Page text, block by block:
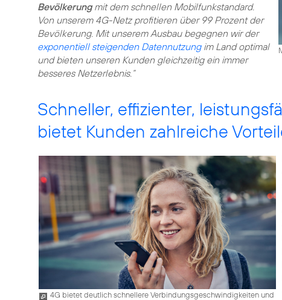
Bevölkerungmit dem schnellen Mobilfunkstandard.
Von unserem 4G-Netz profitieren über 99 Prozent der
Bevölkerung. Mit unserem Ausbau begegnen wir der
exponentiell steigenden Datennutzungim Land optimal
und bieten unseren Kunden gleichzeitig ein immer
besseres Netzerlebnis.“
Schneller, effizienter,
bietet Kunden zahlreiche
4G bietet deutlich schnellere Verbindungsgeschwindigkeiten und